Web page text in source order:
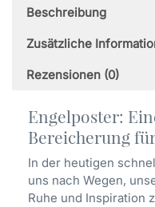
Beschreibung
Zusätzliche
Rezensionen (0)
Engelposter:
Bereicherung
In der heutigen
uns nach Wegen,
Ruhe und Inspiration